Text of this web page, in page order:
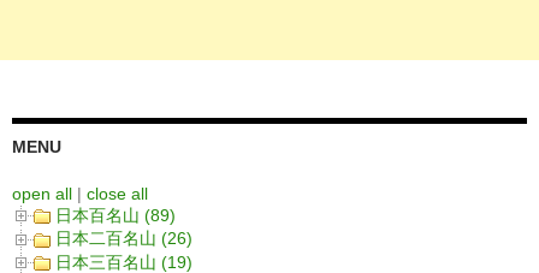
MENU
open all | close all
日本百名山 (89)
日本二百名山 (26)
日本三百名山 (19)